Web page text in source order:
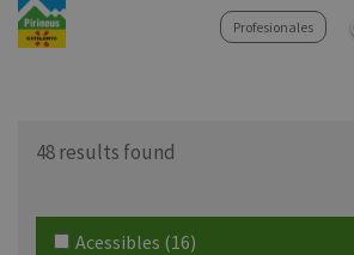
principal
Profesionales
48 results found
Acessibles (16)